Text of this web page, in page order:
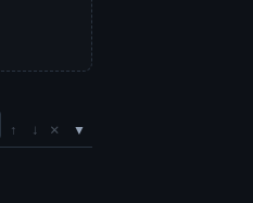
↑ ↓ ×